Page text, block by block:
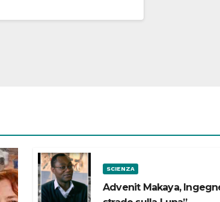
SCIENZA
Advenit Makaya,